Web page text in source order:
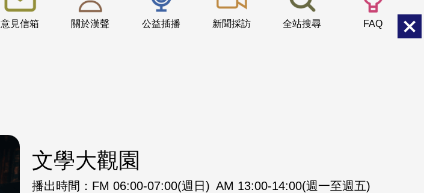
意見信箱 關於漢聲 公益插播 新聞採訪 全站搜尋 FAQ
文學大觀園
播出時間： FM 06:00-07:00(週日) AM 13:00-14:00(週一至週五)